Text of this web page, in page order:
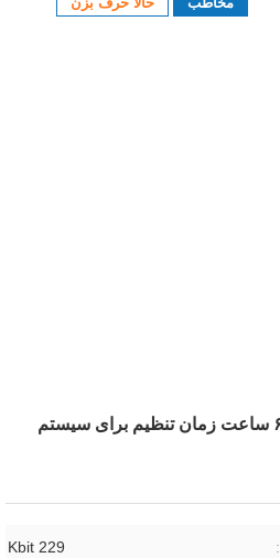
ECP2 FPGA Field Programmable Gate Array با حداکثر ۶۸ مگابایت بلاک رم و ۶ ساعت زمان تنظیم برای سیستم
229 Kbit